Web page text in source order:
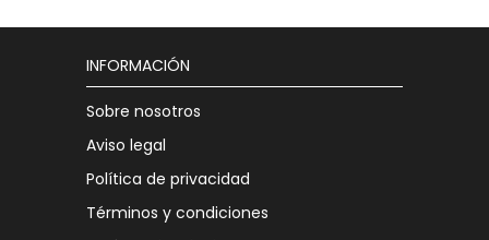
INFORMACIÓN
Sobre nosotros
Aviso legal
Política de privacidad
Términos y condiciones